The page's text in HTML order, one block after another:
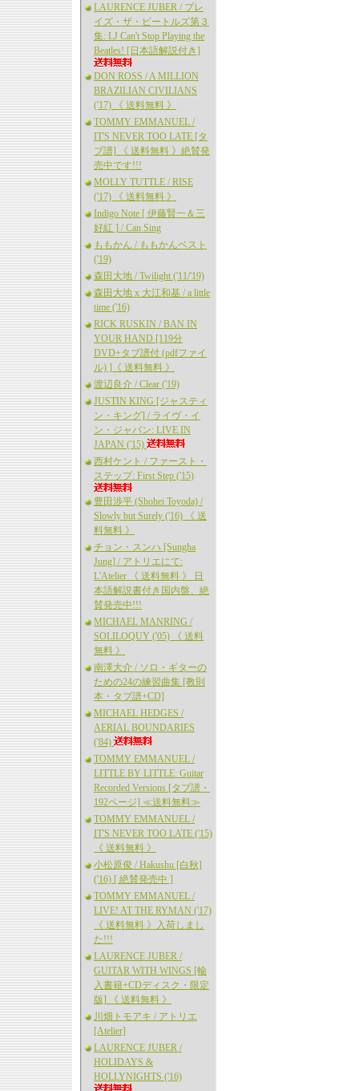
LAURENCE JUBER / プレ
イズ・ザ・ビートルズ第３
集: LJ Can't Stop Playing the
Beatles! [日本語解説付き]
DON ROSS / A MILLION
BRAZILIAN CIVILIANS
('17) 《 送料無料 》
TOMMY EMMANUEL /
IT'S NEVER TOO LATE [タ
ブ譜] 《 送料無料 》絶賛発
売中です!!!
MOLLY TUTTLE / RISE
('17) 《 送料無料 》
Indigo Note [ 伊藤賢一＆三
好紅 ] / Can Sing
ももかん / ももかんベスト
('19)
森田大地 / Twilight ('11/'19)
森田大地 x 大江和基 / a little
time ('16)
RICK RUSKIN / BAN IN
YOUR HAND [119分
DVD+タブ譜付 (pdfファイ
ル) ]《 送料無料 》
渡辺良介 / Clear ('19)
JUSTIN KING [ジャスティ
ン・キング] / ライヴ・イ
ン・ジャパン: LIVE IN
JAPAN ('15)
西村ケント / ファースト・
ステップ: First Step ('15)
豊田渉平 (Shohei Toyoda) /
Slowly but Surely ('16) 《 送
料無料 》
チョン・スンハ [Sungha
Jung] / アトリエにて:
L'Atelier 《 送料無料 》 日
本語解説書付き国内盤、絶
賛発売中!!!
MICHAEL MANRING /
SOLILOQUY ('05) 《 送料
無料 》
南澤大介 / ソロ・ギターの
ための24の練習曲集 [教則
本・タブ譜+CD]
MICHAEL HEDGES /
AERIAL BOUNDARIES
('84)
TOMMY EMMANUEL /
LITTLE BY LITTLE: Guitar
Recorded Versions [タブ譜・
192ページ] ≪送料無料≫
TOMMY EMMANUEL /
IT'S NEVER TOO LATE ('15)
《 送料無料 》
小松原俊 / Hakushu [白秋]
('16) [ 絶賛発売中 ]
TOMMY EMMANUEL /
LIVE! AT THE RYMAN ('17)
《 送料無料 》入荷しまし
た!!!
LAURENCE JUBER /
GUITAR WITH WINGS [輸
入書籍+CDディスク・限定
版] 《 送料無料 》
川畑トモアキ / アトリエ
[Atelier]
LAURENCE JUBER /
HOLIDAYS &
HOLLYNIGHTS ('16)